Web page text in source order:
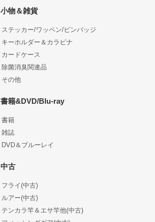
小物＆雑貨
ステッカー/ワッペン/ピンバッジ
キーホルダー＆カラビナ
カードケース
除菌消臭関連品
その他
書籍&DVD/Blu-ray
書籍
雑誌
DVD＆ブルーレイ
中古
フライ(中古)
ルアー(中古)
テンカラ竿＆エサ竿他(中古)